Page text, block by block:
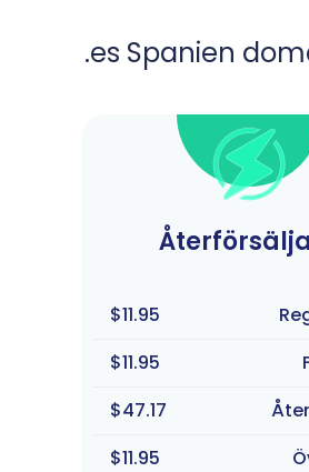
.es Spanien
$11.95
$11.95
$47.17
$11.95